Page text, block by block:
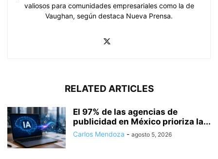
valiosos para comunidades empresariales como la de
Vaughan, según destaca Nueva Prensa.
RELATED ARTICLES
El 97% de las agencias de
publicidad en México prioriza la...
Carlos Mendoza - agosto 5, 2026